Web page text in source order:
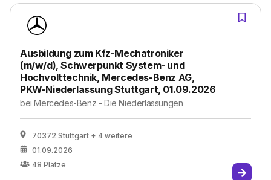
Ausbildung zum Kfz-Mechatroniker
(m/w/d), Schwerpunkt System- und
Hochvolttechnik, Mercedes-Benz AG,
PKW-Niederlassung Stuttgart, 01.09.2026
beiMercedes-Benz - Die Niederlassungen
70372 Stuttgart + 4 weitere
01.09.2026
48 Plätze